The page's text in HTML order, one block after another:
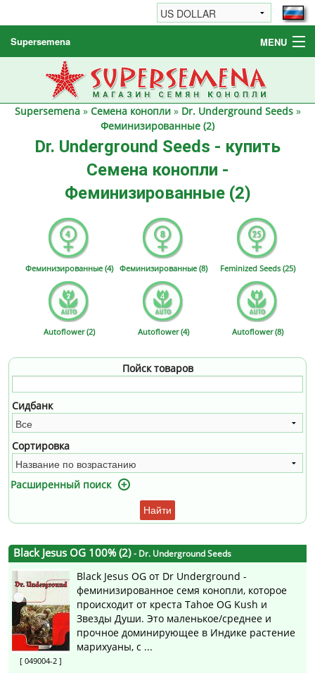
Supersemena MENU
Семена конопли
Другие товары
Как заказать / FAQ
Supersemena» Семена конопли» Dr. Underground Seeds»
Феминизированные (2)
Dr. Underground Seeds - купить
Семена конопли -
Феминизированные (2)
Феминизированные (4) Феминизированные (8) Feminized Seeds (25)
Autoflower (2) Autoflower (4) Autoflower (8)
Пойск товаров
Сидбанк
Сортировка
Расширенный поиск
Найти
Black Jesus OG 100% (2) - Dr. Underground Seeds
[ 049004-2 ]
Black Jesus OG от Dr Underground -
феминизированное семя конопли, которое
происходит от креста Tahoe OG Kush и
Звезды Души. Это маленькое/среднее и
прочное доминирующее в Индике растение
марихуаны, с ...